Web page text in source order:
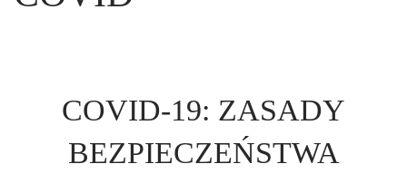
COVID-19: ZASADY
BEZPIECZEŃSTWA